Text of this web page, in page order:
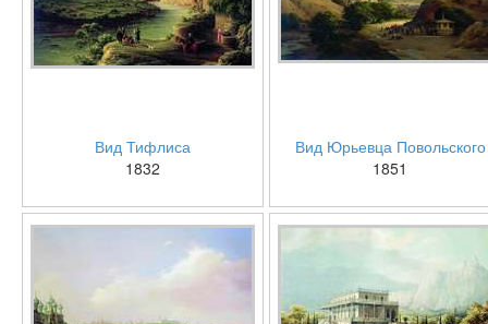
Вид Тифлиса
1832
Вид Юрьевца Повольского
1851